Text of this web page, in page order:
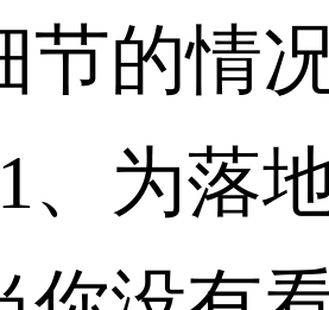
节的情
为落地